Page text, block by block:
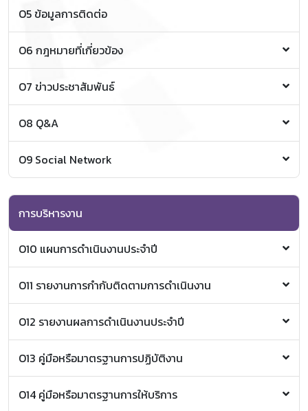
ยุทธศาสตร์การบริหารงานวิทยาลัยการศึกษาตลอดชีวิต
ระยะ 4 ปี (พ.ศ.2565 - 2568)
O5 ข้อมูลการติดต่อ
O6 กฎหมายที่เกี่ยวข้อง
พระราชบัญญัติมหาวิทยาลัยเชียงใหม่ พ.ศ. 2551
ระเบียบค่าธรรมเนียมการศึกษาสำหรับผู้เรียนในระบบ
การศึกษาตลอดชีวิต พ.ศ.2562
ระเบียบค่าธรรมเนียมการศึกษาสำหรับผู้เรียนในระบบ
การศึกษาตลอดชีวิต(ฉบับ2) พ.ศ.2564
ข้อบังคับมหาวิทยาลัยเชียงใหม่ ว่าด้วยการศึกษาตลอด
ชีวิต
ประกาศการโอนและการเทียบหน่วยกิตของนักศึกษาระดับ
ปริญญาตรี
ประกาศการโอนและการเทียบหน่วยกิตของนักศึกษาระดับ
ศึกษา พ.ศ.2564
O7 ข่าวประชาสัมพันธ์
ข่าวประชาสัมพันธ์หลักสูตร
ข่าวสารองค์กร
ข่าวรับสมัครงาน
ข่าวจัดซื้อจัดจ้าง
O8 Q&A
FAQ คำถามที่พบบ่อย
เครือข่ายสังคมออนไลน์
Line OA
Facebook
Instagram
O9 Social Network
Instagram
Twitter
การบริหารงาน
O10 แผนการดำเนินงานประจำปี
แผนปฏิบัติงานวิทยาลัยการศึกษาตลอดชีวิต ประจำ
ปีงบประมาณ พ.ศ.2565
O11 รายงานการกำกับติดตามการดำเนินงาน
รายงานการประชุมคณะกรรมการบริหารวิทยาลัยการศึกษา
ตลอดชีวิต
ครั้งที่ 3/2564
ครั้งที่ 4/2564
ครั้งที่ 5/2564
O12 รายงานผลการดำเนินงานประจำปี
ผลการดำเนินงานตัวชี้วัดตามคำรับรองการปฏิบัติงาน
ของส่วยงาน (OKRs) รอบปีงบประมาณ 2564
ผลการดำเนินงานตัวชี้วัดตามคำรับรองการปฏิบัติงาน
ของส่วยงาน (OKRs) รอบปีงบประมาณ 2565 ไตรมาสที่
O13 คู่มือหรือมาตรฐานการปฏิบัติงาน
ด้านนโยบายและแผน
ด้านบริหารงานบุคคล
O14 คู่มือหรือมาตรฐานการให้บริการ